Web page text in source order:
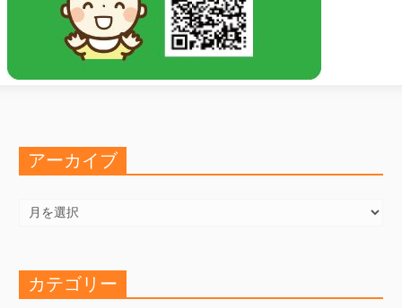
アーカイブ
カ
カテゴリー